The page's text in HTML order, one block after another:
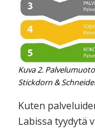
Kuva 2.
Stickdorn &
Kuten
Labissa tyydytä